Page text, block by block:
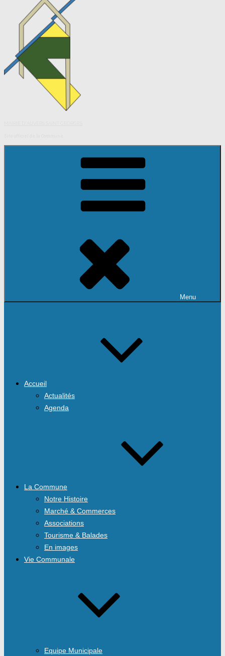
Menu
Accueil
Actualités
Agenda
La Commune
Notre Histoire
Marché & Commerces
Associations
Tourisme & Balades
En images
Vie Communale
Equipe Municipale